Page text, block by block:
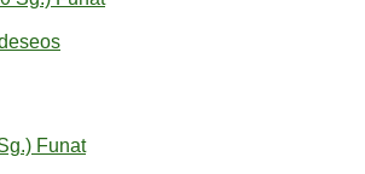
Funat